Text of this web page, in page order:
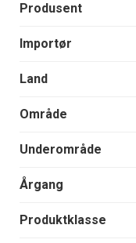
Produsent
Importør
Land
Område
Underområde
Årgang
Produktklasse